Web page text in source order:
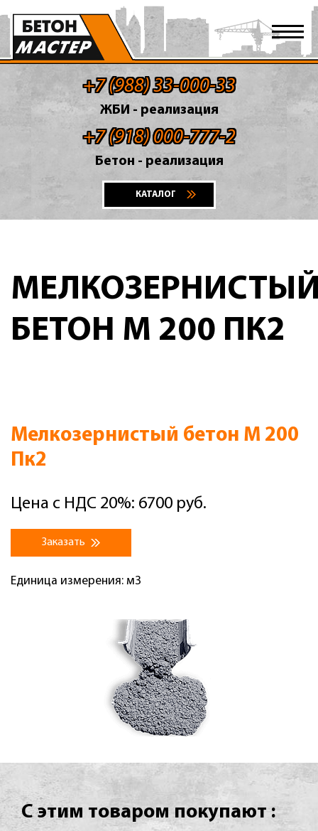
+7 (988) 33-000-33
ЖБИ - реализация
+7 (918) 000-777-2
Бетон - реализация
КАТАЛОГ
БЕТОН М 200 ПК2
Мелкозернистый бетон М 200
Пк2
Цена с НДС 20%: 6700 руб.
Заказать
Единица измерения: м3
С этим товаром покупают :